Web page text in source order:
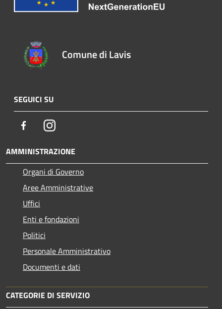
Comune di Lavis
SEGUICI SU
FacebookInstagram
AMMINISTRAZIONE
Organi di Governo
Aree Amministrative
Uffici
Enti e fondazioni
Politici
Personale Amministrativo
Documenti e dati
CATEGORIE DI SERVIZIO